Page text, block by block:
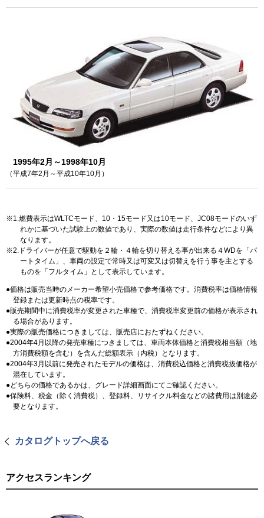
1995年2月～1998年10月
（平成7年2月～平成10年10月）
1.燃費表示はWLTCモード、10・15モード又は10モード、JC08モードのいず
れかに基づいた試験上の数値であり、実際の数値は走行条件などにより異
なります。
2.ドライバーが任意で駆動を２輪・４輪を切り替える事が出来る４WDを「パ
ートタイム」、車両の設定で常時又は可変又は切替えを行う事を主とする
ものを「フルタイム」として表示しています。
価格は販売当時のメーカー希望小売価格で参考価格です。消費税率は価格情報
登録または更新時点の税率です。
販売期間中に消費税率が変更された車種で、消費税率変更前の価格が表示され
る場合があります。
実際の販売価格につきましては、販売店におたずねください。
2004年4月以降の発売車種につきましては、車両本体価格と消費税相当額（地
方消費税額を含む）を含んだ総額表示（内税）となります。
2004年3月以前に発売されたモデルの価格は、消費税込価格と消費税抜価格が
混在しています。
どちらの価格であるかは、グレード詳細画面にてご確認ください。
保険料、税金（除く消費税）、登録料、リサイクル料金などの諸費用は別途必
要となります。
カタログトップへ戻る
アクセスランキング